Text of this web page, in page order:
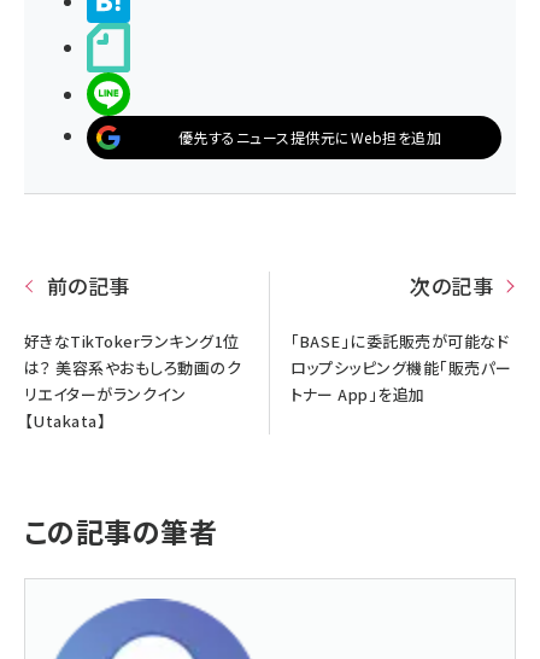
優先するニュース提供元にWeb担を追加
前の記事
好きなTikTokerランキング1位
は？ 美容系やおもしろ動画のク
リエイターがランクイン
【Utakata】
次の記事
「BASE」に委託販売が可能なド
ロップシッピング機能「販売パー
トナー App」を追加
この記事の筆者